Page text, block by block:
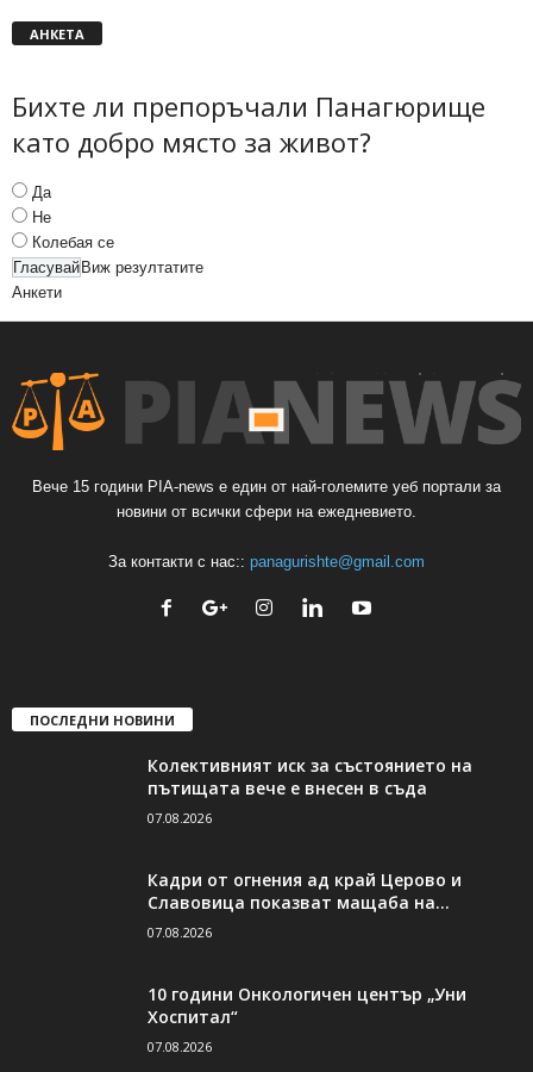
АНКЕТА
Бихте ли препоръчали Панагюрище
като добро място за живот?
Да
Не
Колебая се
Виж резултатите
Анкети
Вече 15 години PIA-news е един от най-големите уеб портали за
новини от всички сфери на ежедневието.
За контакти с нас:: panagurishte@gmail.com
ПОСЛЕДНИ НОВИНИ
Колективният иск за състоянието на
пътищата вече е внесен в съда
07.08.2026
Кадри от огнения ад край Церово и
Славовица показват мащаба на...
07.08.2026
10 години Онкологичен център „Уни
Хоспитал“
07.08.2026